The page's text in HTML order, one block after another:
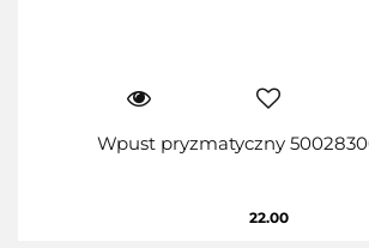
Wpust pryzmatyczny
22.00